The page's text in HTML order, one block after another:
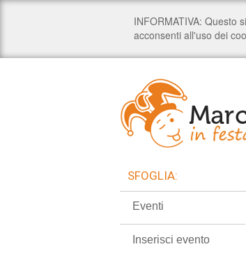
SFOGLIA:
Eventi
Inserisci evento